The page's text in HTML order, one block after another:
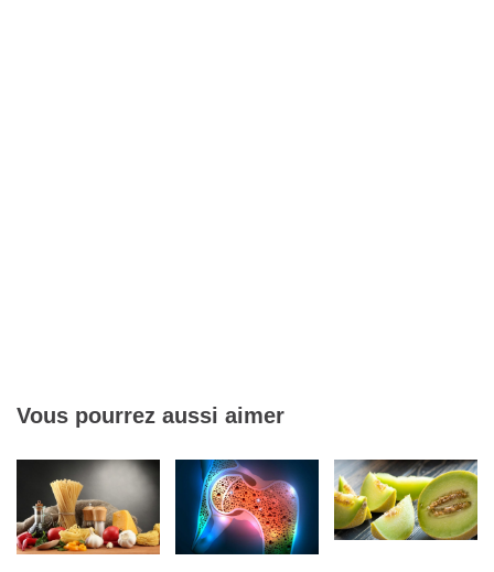
Vous pourrez aussi aimer